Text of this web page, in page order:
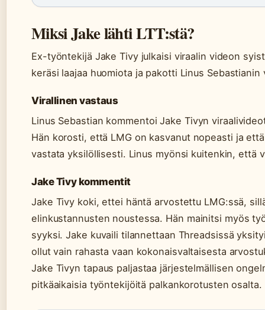
Miksi Jake lähti LTT:stä?
Ex-työntekijä Jake Tivy julkaisi viraalin videon
keräsi laajaa huomiota ja pakotti Linus
Virallinen vastaus
Linus Sebastian kommentoi Jake Tivyn
Hän korosti, että LMG on kasvanut nopeasti ja
vastata yksilöllisesti. Linus myönsi kuitenkin, että
Jake Tivy kommentit
Jake Tivy koki, ettei häntä arvostettu LMG:ssä,
elinkustannusten noustessa. Hän mainitsi myös
syyksi. Jake kuvaili tilannettaan Threadsissä
ollut vain rahasta vaan kokonaisvaltaisesta
Jake Tivyn tapaus paljastaa järjestelmällisen
pitkäaikaisia työntekijöitä palkankorotusten osalta.